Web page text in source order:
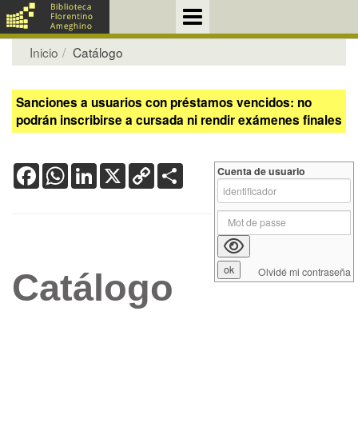
Inicio Catálogo
Sanciones a usuarios con préstamos vencidos: no
podrán inscribirse a cursada ni rendir exámenes finales
FacebookWhatsApp
LinkedIn
X Copy
Link
Catálogo
Cuenta de usuario
Olvidé mi contraseña